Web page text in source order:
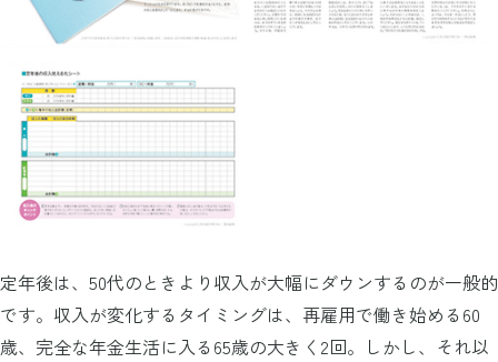
定年後は、50代のときより収入が大幅にダウンするのが一般的
です。収入が変化するタイミングは、再雇用で働き始める60
歳、完全な年金生活に入る65歳の大きく2回。しかし、それ以